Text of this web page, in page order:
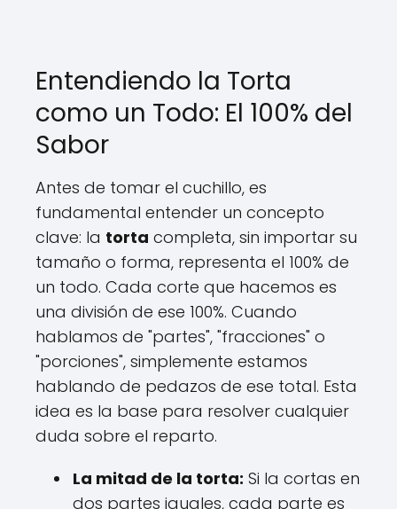
Entendiendo la Torta
como un Todo: El 100% del
Sabor
Antes de tomar el cuchillo, es
fundamental entender un concepto
clave: la torta completa, sin importar su
tamaño o forma, representa el 100% de
un todo. Cada corte que hacemos es
una división de ese 100%. Cuando
hablamos de "partes", "fracciones" o
"porciones", simplemente estamos
hablando de pedazos de ese total. Esta
idea es la base para resolver cualquier
duda sobre el reparto.
La mitad de la torta: Si la cortas en
dos partes iguales, cada parte es